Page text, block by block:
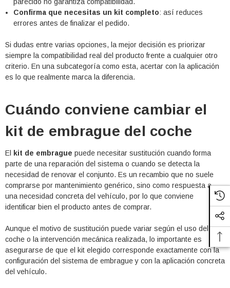
parecido no garantiza compatibilidad.
Confirma que necesitas un kit completo: así reduces
errores antes de finalizar el pedido.
Si dudas entre varias opciones, la mejor decisión es priorizar
siempre la compatibilidad real del producto frente a cualquier otro
criterio. En una subcategoría como esta, acertar con la aplicación
es lo que realmente marca la diferencia.
Cuándo conviene cambiar el
kit de embrague del coche
El kit de embrague puede necesitar sustitución cuando forma
parte de una reparación del sistema o cuando se detecta la
necesidad de renovar el conjunto. Es un recambio que no suele
comprarse por mantenimiento genérico, sino como respuesta a
una necesidad concreta del vehículo, por lo que conviene
identificar bien el producto antes de comprar.
Aunque el motivo de sustitución puede variar según el uso del
coche o la intervención mecánica realizada, lo importante es
asegurarse de que el kit elegido corresponde exactamente con la
configuración del sistema de embrague y con la aplicación concreta
del vehículo.